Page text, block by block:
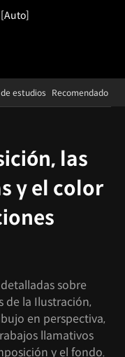
estudios Recomendado
las
y el color
sobre
de la Ilustración,
en perspectiva,
llamativos
y el fondo.